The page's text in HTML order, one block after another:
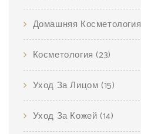
Домашняя Косметология
Косметология (23)
Уход За Лицом (15)
Уход За Кожей (14)